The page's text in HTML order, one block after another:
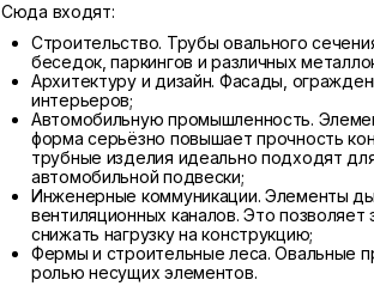
Сюда входят:
Строительство. Трубы овального
беседок, паркингов и различных
Архитектуру и дизайн. Фасады,
интерьеров;
Автомобильную промышленность.
форма серьёзно повышает прочность
трубные изделия идеально подходят
автомобильной подвески;
Инженерные коммуникации. Элементы
вентиляционных каналов. Это позволяет
снижать нагрузку на конструкцию;
Фермы и строительные леса. Овальные
ролью несущих элементов.